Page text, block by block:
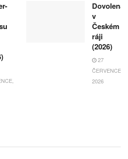
Dovolená
v
Českém
ráji
(2026)
27
ČERVENCE,
2026